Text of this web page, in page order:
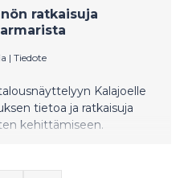
ratkaisuja
| Tiedote
Kalajoelle
tietoa ja ratkaisuja
kehittämiseen.